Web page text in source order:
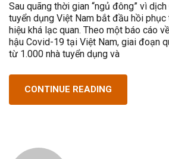
Sau quãng thời gian “ngủ đông” vì
tuyển dụng Việt Nam bắt đầu hồi
hiệu khá lạc quan. Theo một báo cáo
hậu Covid-19 tại Việt Nam, giai đoạn
từ 1.000 nhà tuyển dụng và
CONTINUE READING